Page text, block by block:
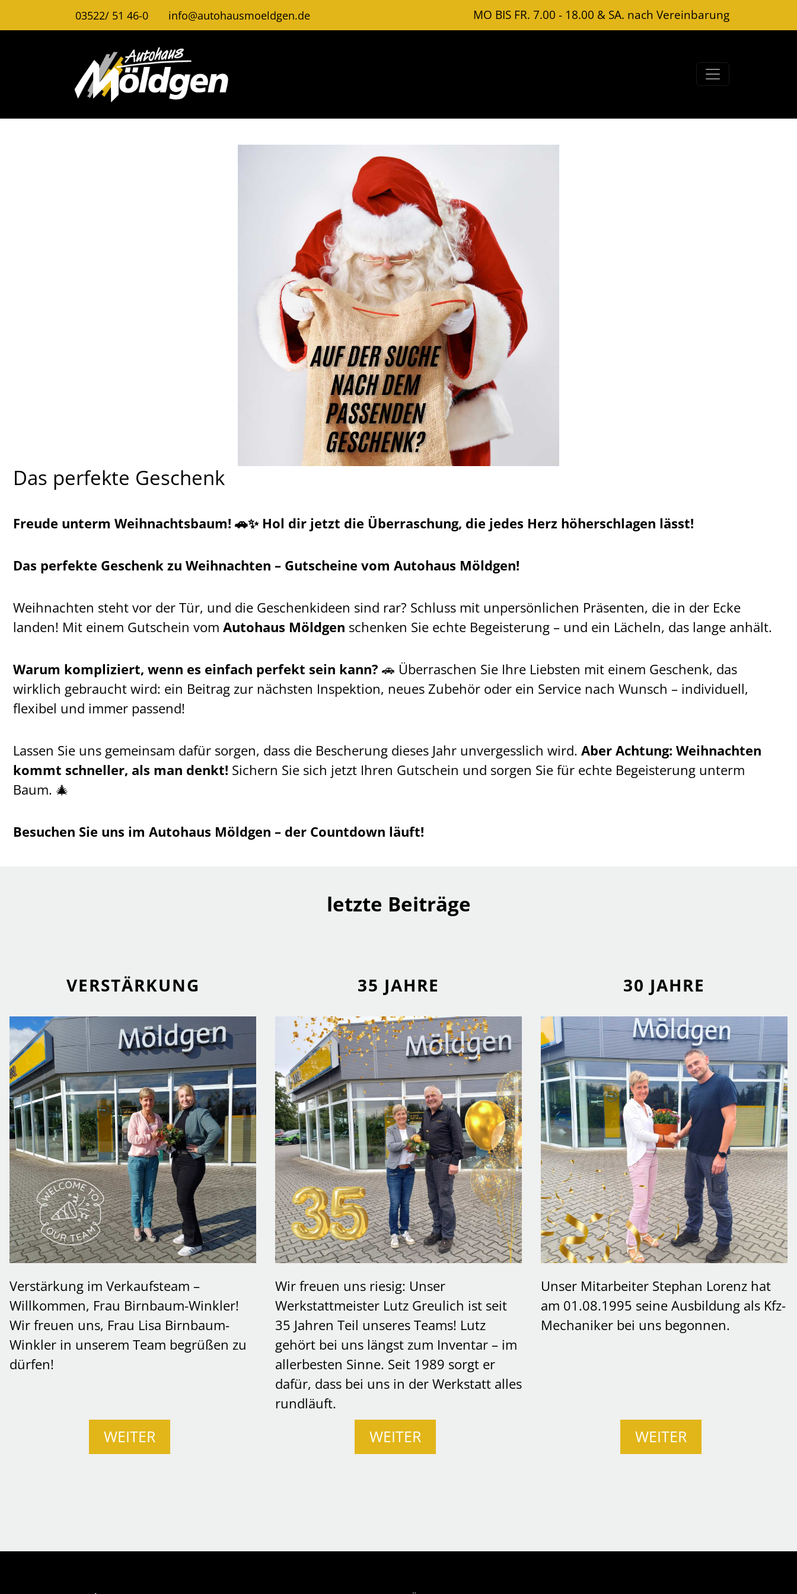
03522/ 51 46-0 info@autohausmoeldgen.de MO BIS FR. 7.00 - 18.00 & SA. nach Vereinbarung
Das perfekte Geschenk
Freude unterm Weihnachtsbaum! 🚗✨ Hol dir jetzt die Überraschung, die jedes Herz höherschlagen lässt!
Das perfekte Geschenk zu Weihnachten – Gutscheine vom Autohaus Möldgen!
Weihnachten steht vor der Tür, und die Geschenkideen sind rar? Schluss mit unpersönlichen Präsenten, die in der Ecke
landen! Mit einem Gutschein vom Autohaus Möldgen schenken Sie echte Begeisterung – und ein Lächeln, das lange anhält.
Warum kompliziert, wenn es einfach perfekt sein kann? 🚗 Überraschen Sie Ihre Liebsten mit einem Geschenk, das
wirklich gebraucht wird: ein Beitrag zur nächsten Inspektion, neues Zubehör oder ein Service nach Wunsch – individuell,
flexibel und immer passend!
Lassen Sie uns gemeinsam dafür sorgen, dass die Bescherung dieses Jahr unvergesslich wird. Aber Achtung: Weihnachten
kommt schneller, als man denkt! Sichern Sie sich jetzt Ihren Gutschein und sorgen Sie für echte Begeisterung unterm
Baum. 🎄
Besuchen Sie uns im Autohaus Möldgen – der Countdown läuft!
letzte Beiträge
VERSTÄRKUNG
Verstärkung im Verkaufsteam –
Willkommen, Frau Birnbaum-Winkler!
Wir freuen uns, Frau Lisa Birnbaum-
Winkler in unserem Team begrüßen zu
dürfen!
WEITER
35 JAHRE
Wir freuen uns riesig: Unser
Werkstattmeister Lutz Greulich ist seit
35 Jahren Teil unseres Teams! Lutz
gehört bei uns längst zum Inventar – im
allerbesten Sinne. Seit 1989 sorgt er
dafür, dass bei uns in der Werkstatt alles
rundläuft.
WEITER
30 JAHRE
Unser Mitarbeiter Stephan Lorenz hat
am 01.08.1995 seine Ausbildung als Kfz-
Mechaniker bei uns begonnen.
WEITER